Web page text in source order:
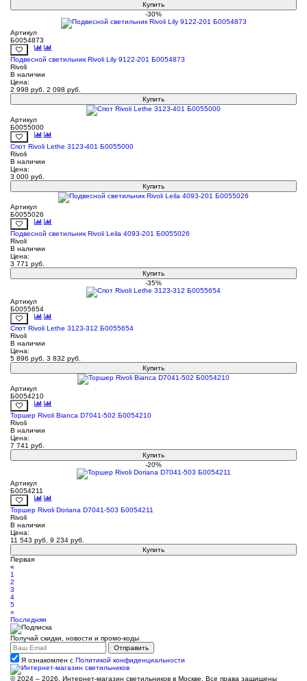
Купить
-30%
Артикул
Б0054873
Подвесной светильник Rivoli Lily 9122-201 Б0054873
Rivoli
В наличии
Цена:
2 998 руб. 2 098 руб.
Купить
Артикул
Б0055000
Спот Rivoli Lethe 3123-401 Б0055000
Rivoli
В наличии
Цена:
3 000 руб.
Купить
Артикул
Б0055026
Подвесной светильник Rivoli Leila 4093-201 Б0055026
Rivoli
В наличии
Цена:
3 771 руб.
Купить
-35%
Артикул
Б0055654
Спот Rivoli Lethe 3123-312 Б0055654
Rivoli
В наличии
Цена:
5 896 руб. 3 832 руб.
Купить
Артикул
Б0054210
Торшер Rivoli Bianca D7041-502 Б0054210
Rivoli
В наличии
Цена:
7 741 руб.
Купить
-20%
Артикул
Б0054211
Торшер Rivoli Doriana D7041-503 Б0054211
Rivoli
В наличии
Цена:
11 543 руб. 9 234 руб.
Купить
Первая
«
1
2
3
4
5
»
Последняя
Получай скидки, новости и промо-коды
Я ознакомлен с Политикой конфиденциальности
© 2024 – 2026. Интернет-магазин светильников в Москве. Все права защищены